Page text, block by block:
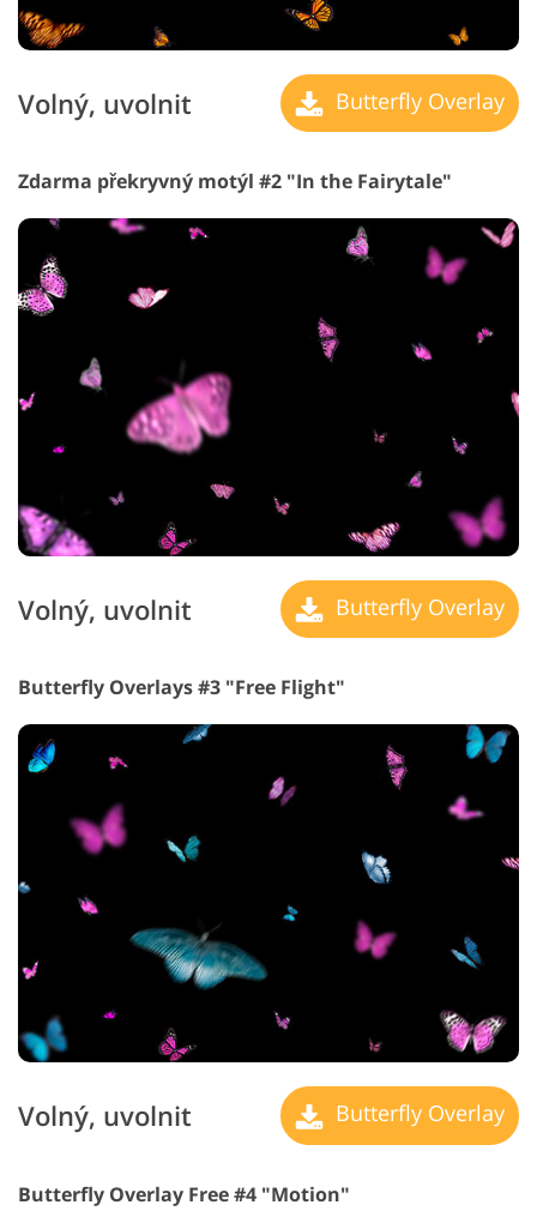
Volný, uvolnit Butterfly Overlay
Zdarma překryvný motýl #2 "In the Fairytale"
Volný, uvolnit Butterfly Overlay
Butterfly Overlays #3 "Free Flight"
Volný, uvolnit Butterfly Overlay
Butterfly Overlay Free #4 "Motion"